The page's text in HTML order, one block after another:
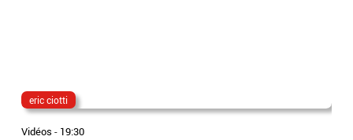
eric ciotti
Vidéos - 19:30